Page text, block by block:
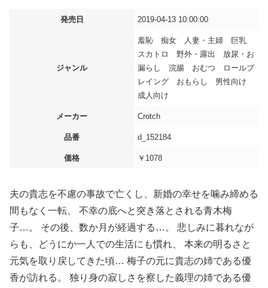
発売日 2019-04-13 10:00:00
ジャンル
羞恥 痴女 人妻・主婦 巨乳
スカトロ 野外・露出 放尿・お
漏らし 浣腸 おむつ ロールプ
レイング おもらし 男性向け
成人向け
メーカー Crotch
品番 d_152184
価格 ￥1078
夫の貴志を不慮の事故で亡くし、新婚の幸せを噛み締める
間もなく一転、 不幸の底へと突き落とされる青木梅
子…。 その後、数か月が経過する…。 悲しみに暮れなが
らも、どうにか一人での生活にも慣れ、 本来の明るさと
元気を取り戻してきた頃… 梅子の元に貴志の姉である優
香が訪れる。 独り身の寂しさを察した義理の姉である優